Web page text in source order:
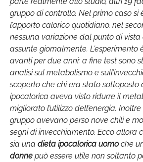
gruppo di controllo. Nel primo caso si
l’apporto calorico quotidiano, nel
nessuna variazione dal punto di
assunte giornalmente. L’esperimento
avanti per due anni: a fine test sono
analisi sul metabolismo e
scoperto che chi era stato sottoposto
ipocalorica aveva visto ridurre il
migliorato l’utilizzo dell’energia.
gruppo avevano perso nove chili e
segni di invecchiamento. Ecco allora
sia una dieta ipocalorica uomoche
donne può essere utile non soltanto